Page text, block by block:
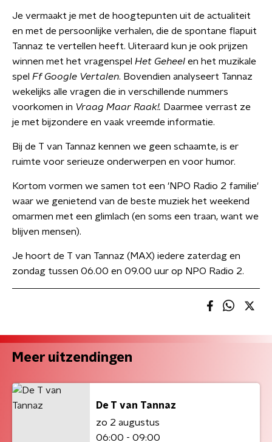
Je vermaakt je met de hoogtepunten uit de actualiteit
en met de persoonlijke verhalen, die de spontane flapuit
Tannaz te vertellen heeft. Uiteraard kun je ook prijzen
winnen met het vragenspel Het Geheel en het muzikale
spel Ff Google Vertalen. Bovendien analyseert Tannaz
wekelijks alle vragen die in verschillende nummers
voorkomen in Vraag Maar Raak!. Daarmee verrast ze
je met bijzondere en vaak vreemde informatie.
Bij de T van Tannaz kennen we geen schaamte, is er
ruimte voor serieuze onderwerpen en voor humor.
Kortom vormen we samen tot een 'NPO Radio 2 familie'
waar we genietend van de beste muziek het weekend
omarmen met een glimlach (en soms een traan, want we
blijven mensen).
Je hoort de T van Tannaz (MAX) iedere zaterdag en
zondag tussen 06.00 en 09.00 uur op NPO Radio 2.
Meer uitzendingen
De T van Tannaz
zo 2 augustus
06:00 - 09:00